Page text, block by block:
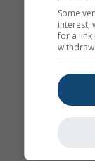
Some
interest,
for a link